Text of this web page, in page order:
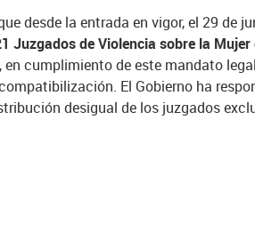
desde la entrada en vigor, el 29
Juzgados de Violencia sobre la
en cumplimiento de este mandato
El Gobierno ha
desigual de los juzgados